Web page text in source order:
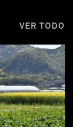
VER TODO